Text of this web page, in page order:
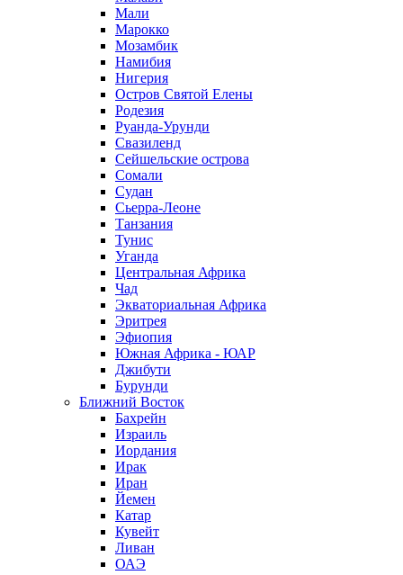
Мали
Марокко
Мозамбик
Намибия
Нигерия
Остров Святой Елены
Родезия
Руанда-Урунди
Свазиленд
Сейшельские острова
Сомали
Судан
Сьерра-Леоне
Танзания
Тунис
Уганда
Центральная Африка
Чад
Экваториальная Африка
Эритрея
Эфиопия
Южная Африка - ЮАР
Джибути
Бурунди
Ближний Восток
Бахрейн
Израиль
Иордания
Ирак
Иран
Йемен
Катар
Кувейт
Ливан
ОАЭ